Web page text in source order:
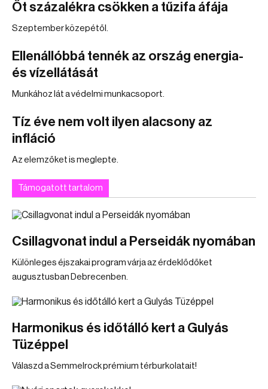
Öt százalékra csökken a tűzifa áfája
Szeptember közepétől.
Ellenállóbbá tennék az ország energia-
és vízellátását
Munkához lát a védelmi munkacsoport.
Tíz éve nem volt ilyen alacsony az
infláció
Az elemzőket is meglepte.
Támogatott tartalom
Csillagvonat indul a Perseidák nyomában
Különleges éjszakai program várja az érdeklődőket
augusztusban Debrecenben.
Harmonikus és időtálló kert a Gulyás
Tüzéppel
Válaszd a Semmelrock prémium térburkolatait!